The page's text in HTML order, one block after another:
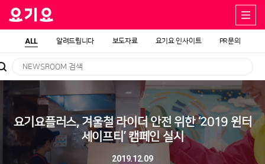
ALL 알려드립니다 보도자료 요기요 인사이트 PR문의
요기요플러스, 겨울철 라이더 안전 위한 ‘2019 윈터
세이프티’ 캠페인 실시
2019.12.09